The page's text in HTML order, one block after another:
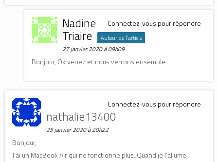
Connectez-vous pour répondre
Nadine
Triaire Auteur de l’article
27 janvier 2020 à 09h09
Bonjour, Ok venez et nous verrons ensemble.
Connectez-vous pour répondre
nathalie13400
25 janvier 2020 à 20h22
Bonjour,
J’ai un MacBook Air qui ne fonctionne plus. Quand je l’allume,